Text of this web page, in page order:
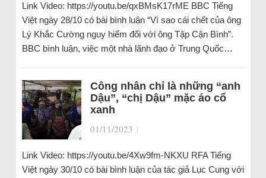
Link Video: https://youtu.be/qxBMsK17rME BBC Tiếng
Việt ngày 28/10 có bài bình luận “Vì sao cái chết của ông
Lý Khắc Cường nguy hiểm đối với ông Tập Cận Bình”.
BBC bình luận, việc một nhà lãnh đạo ở Trung Quốc…
Công nhân chỉ là những “anh
Dậu”, “chị Dậu” mặc áo cổ
xanh
01/11/2023 |
Link Video: https://youtu.be/4Xw9fm-NKXU RFA Tiếng
Việt ngày 30/10 có bài bình luận của tác giả Lục Cung với